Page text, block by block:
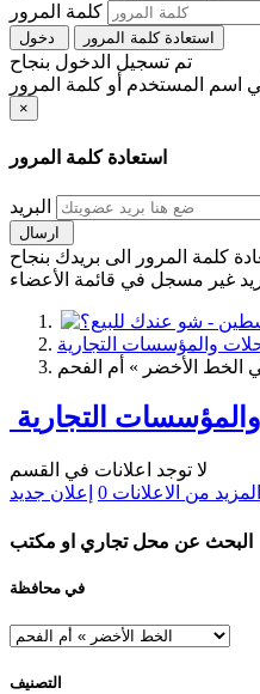
كلمة المرور
استعادة كلمة المرور
تم تسجيل الدخول بنجاح
×
استعادة كلمة المرور
البريد
غير مسجل في قائمة الأعضاء
والمؤسسات التجارية
الأخضر » أم الفحم
التجارية
لا توجد اعلانات في القسم
المزيد من الاعلانات 0 إعلان جديد
البحث عن محل تجاري او مكتب
في محافظة
التصنيف